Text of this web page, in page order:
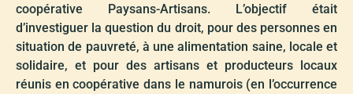
coopérative Paysans-Artisans. L’objectif était
d’investiguer la question du droit, pour des personnes en
situation de pauvreté, à une alimentation saine, locale et
solidaire, et pour des artisans et producteurs locaux
réunis en coopérative dans le namurois (en l’occurrence